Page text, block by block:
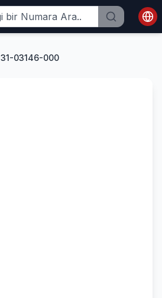
31-03146-000